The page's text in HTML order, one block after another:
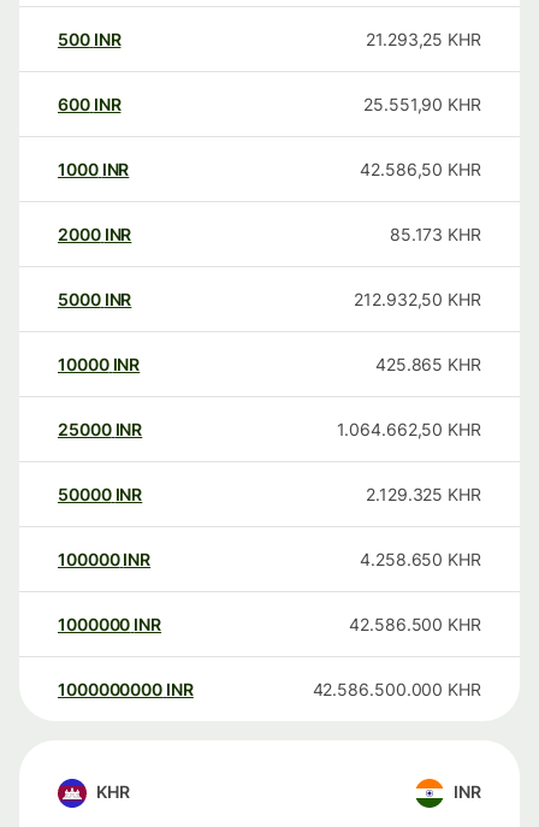
500 INR 21.293,25 KHR
600 INR 25.551,90 KHR
1000 INR 42.586,50 KHR
2000 INR 85.173 KHR
5000 INR 212.932,50 KHR
10000 INR 425.865 KHR
25000 INR 1.064.662,50 KHR
50000 INR 2.129.325 KHR
100000 INR 4.258.650 KHR
1000000 INR 42.586.500 KHR
1000000000 INR 42.586.500.000 KHR
KHR INR